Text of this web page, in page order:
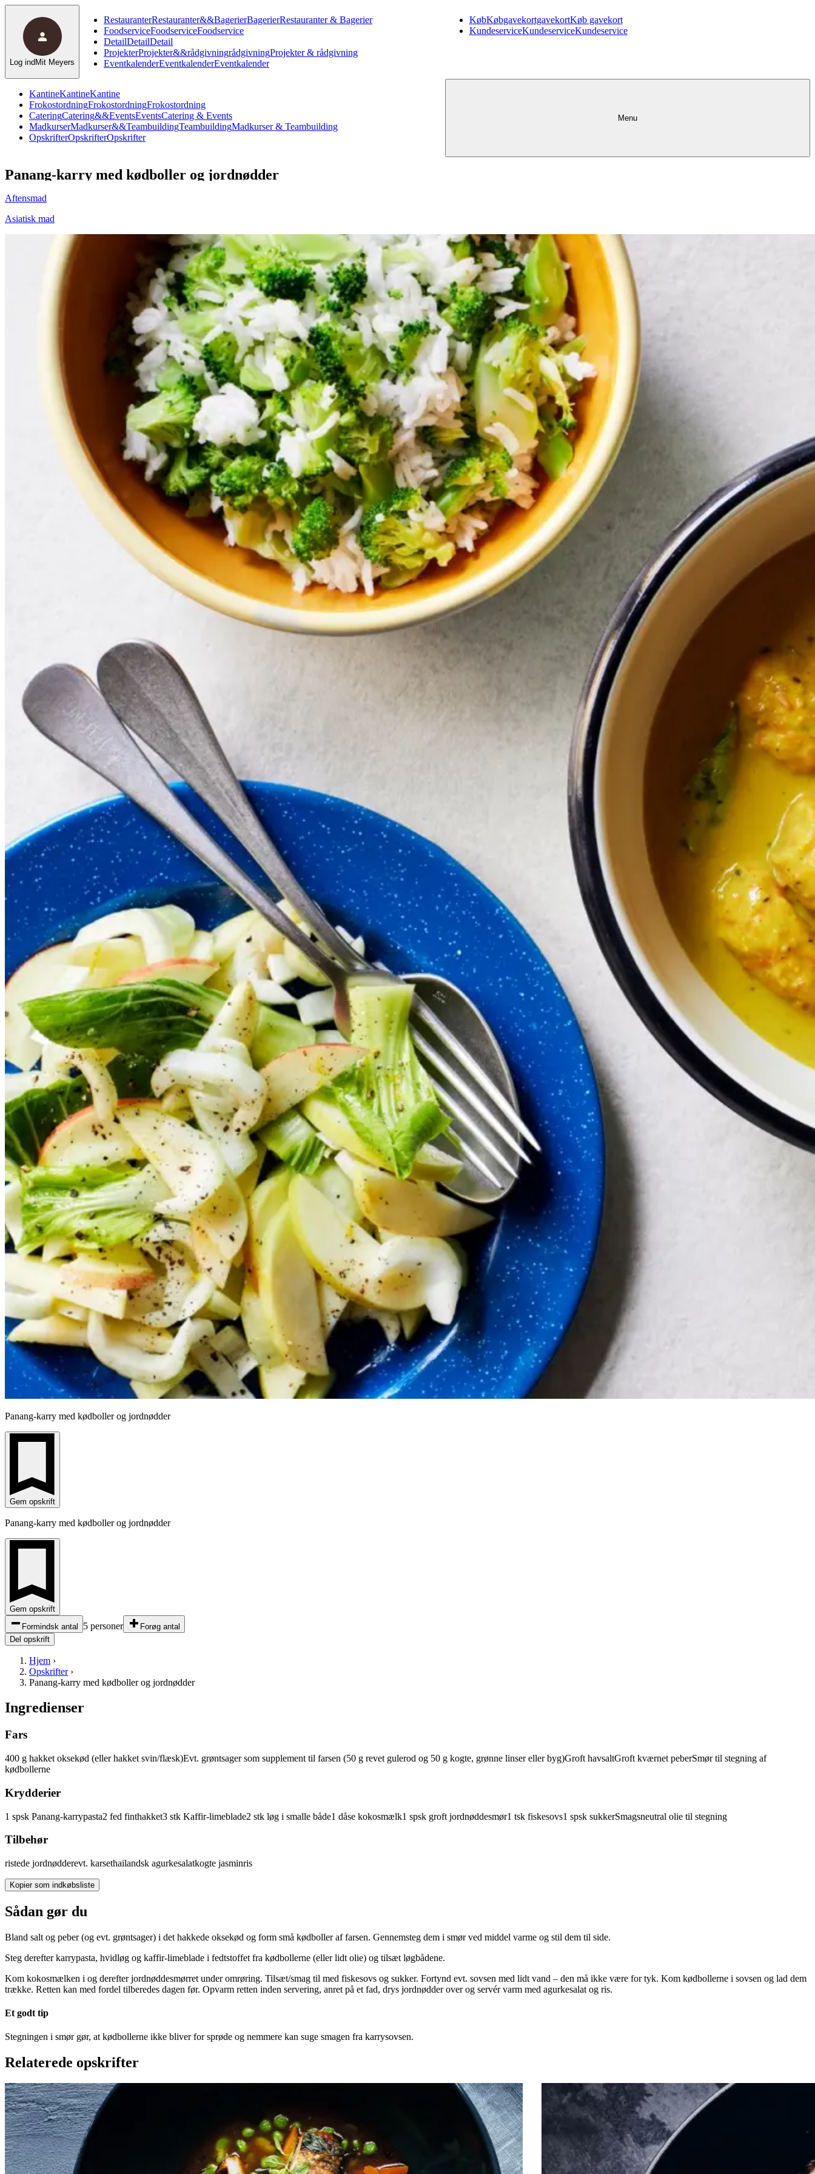
KantineKantineKantine
FrokostordningFrokostordningFrokostordning
CateringCatering&&EventsEventsCatering & Events
MadkurserMadkurser&&TeambuildingTeambuildingMadkurser & Teambuilding
OpskrifterOpskrifterOpskrifter
RestauranterRestauranter&&BagerierBagerierRestauranter & Bagerier
FoodserviceFoodserviceFoodservice
DetailDetailDetail
ProjekterProjekter&&rådgivningrådgivningProjekter & rådgivning
EventkalenderEventkalenderEventkalender
KøbKøbgavekortgavekortKøb gavekort
KundeserviceKundeserviceKundeservice
Log ind Mit Meyers
Menu
Panang-karry med kødboller og jordnødder
Aftensmad
Asiatisk mad
Panang-karry med kødboller og jordnødder
Gem opskrift
Panang-karry med kødboller og jordnødder
Gem opskrift
Formindsk antal
5 personer
Forøg antal
Del opskrift
Hjem ›
Opskrifter›
Panang-karry med kødboller og jordnødder
Ingredienser
Fars
400 g hakket oksekød (eller hakket svin/flæsk)Evt. grøntsager som supplement til farsen (50 g revet gulerod og 50 g kogte, grønne linser eller byg)Groft havsaltGroft kværnet peberSmør til stegning af
kødbollerne
Krydderier
1 spsk Panang-karrypasta2 fed finthakket3 stk Kaffir-limeblade2 stk løg i smalle både1 dåse kokosmælk1 spsk groft jordnøddesmør1 tsk fiskesovs1 spsk sukkerSmagsneutral olie til stegning
Tilbehør
ristede jordnødderevt. karsethailandsk agurkesalatkogte jasminris
Kopier som indkøbsliste
Sådan gør du
Bland salt og peber (og evt. grøntsager) i det hakkede oksekød og form små kødboller af farsen. Gennemsteg dem i smør ved middel varme og stil dem til side.
Steg derefter karrypasta, hvidløg og kaffir-limeblade i fedtstoffet fra kødbollerne (eller lidt olie) og tilsæt løgbådene.
Kom kokosmælken i og derefter jordnøddesmørret under omrøring. Tilsæt/smag til med fiskesovs og sukker. Fortynd evt. sovsen med lidt vand – den må ikke være for tyk. Kom kødbollerne i sovsen og lad dem
trække. Retten kan med fordel tilberedes dagen før. Opvarm retten inden servering, anret på et fad, drys jordnødder over og servér varm med agurkesalat og ris.
Et godt tip
Stegningen i smør gør, at kødbollerne ikke bliver for sprøde og nemmere kan suge smagen fra karrysovsen.
Relaterede opskrifter